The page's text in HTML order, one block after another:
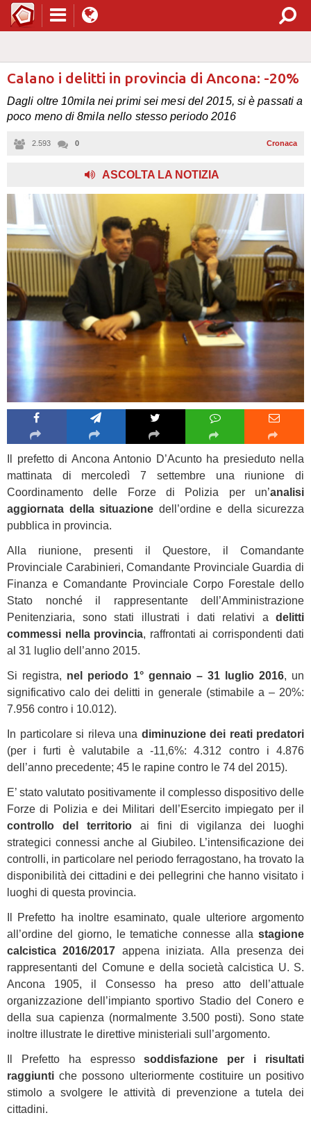
Calano i delitti in provincia di Ancona: -20%
Dagli oltre 10mila nei primi sei mesi del 2015, si è passati a
poco meno di 8mila nello stesso periodo 2016
2.593 0 Cronaca
ASCOLTA LA NOTIZIA
Il prefetto di Ancona Antonio D’Acunto ha presieduto nella
mattinata di mercoledì 7 settembre una riunione di
Coordinamento delle Forze di Polizia per un’analisi
aggiornata della situazione dell’ordine e della sicurezza
pubblica in provincia.
Alla riunione, presenti il Questore, il Comandante
Provinciale Carabinieri, Comandante Provinciale Guardia di
Finanza e Comandante Provinciale Corpo Forestale dello
Stato nonché il rappresentante dell’Amministrazione
Penitenziaria, sono stati illustrati i dati relativi a delitti
commessi nella provincia, raffrontati ai corrispondenti dati
al 31 luglio dell’anno 2015.
Si registra, nel periodo 1° gennaio – 31 luglio 2016, un
significativo calo dei delitti in generale (stimabile a – 20%:
7.956 contro i 10.012).
In particolare si rileva una diminuzione dei reati predatori
(per i furti è valutabile a -11,6%: 4.312 contro i 4.876
dell’anno precedente; 45 le rapine contro le 74 del 2015).
E’ stato valutato positivamente il complesso dispositivo delle
Forze di Polizia e dei Militari dell’Esercito impiegato per il
controllo del territorioai fini di vigilanza dei luoghi
strategici connessi anche al Giubileo. L’intensificazione dei
controlli, in particolare nel periodo ferragostano, ha trovato la
disponibilità dei cittadini e dei pellegrini che hanno visitato i
luoghi di questa provincia.
Il Prefetto ha inoltre esaminato, quale ulteriore argomento
all’ordine del giorno, le tematiche connesse alla stagione
calcistica 2016/2017 appena iniziata. Alla presenza dei
rappresentanti del Comune e della società calcistica U. S.
Ancona 1905, il Consesso ha preso atto dell’attuale
organizzazione dell’impianto sportivo Stadio del Conero e
della sua capienza (normalmente 3.500 posti). Sono state
inoltre illustrate le direttive ministeriali sull’argomento.
Il Prefetto ha espressosoddisfazione per i risultati
raggiunti che possono ulteriormente costituire un positivo
stimolo a svolgere le attività di prevenzione a tutela dei
cittadini.